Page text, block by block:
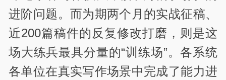
进阶问题。而为期两个月的实战征稿、
近200篇稿件的反复修改打磨，则是这
场大练兵最具分量的“训练场”。各系统
各单位在真实写作场景中完成了能力进